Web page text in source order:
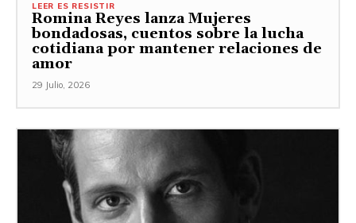
LEER ES RESISTIR
Romina Reyes lanza Mujeres
bondadosas, cuentos sobre la lucha
cotidiana por mantener relaciones de
amor
29 Julio, 2026